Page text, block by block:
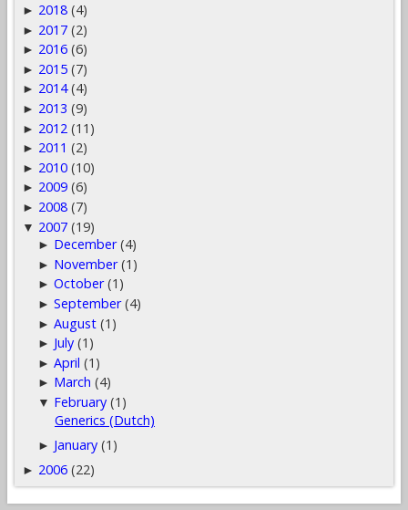
► 2018 (4)
► 2017 (2)
► 2016 (6)
► 2015 (7)
► 2014 (4)
► 2013 (9)
► 2012 (11)
► 2011 (2)
► 2010 (10)
► 2009 (6)
► 2008 (7)
▼ 2007 (19)
► December (4)
► November (1)
►October (1)
►September (4)
►August (1)
► July (1)
►April (1)
► March (4)
▼ February (1)
Generics (Dutch)
► January (1)
► 2006 (22)